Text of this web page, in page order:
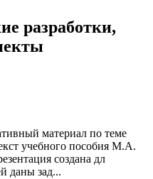
разработки,
материал по теме
учебного пособия М.А.
создана дл
даны зад...